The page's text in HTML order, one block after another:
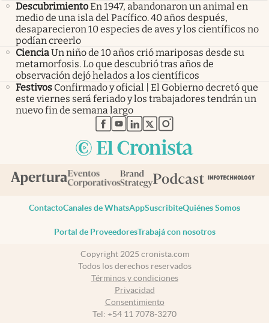
DescubrimientoEn 1947, abandonaron un animal en
medio de una isla del Pacífico. 40 años después,
desaparecieron 10 especies de aves y los científicos no
podían creerlo
CienciaUn niño de 10 años crió mariposas desde su
metamorfosis. Lo que descubrió tras años de
observación dejó helados a los científicos
Festivos Confirmado y oficial | El Gobierno decretó que
este viernes será feriado y los trabajadores tendrán un
nuevo fin de semana largo
abre en nueva pestaña
abre en nueva pestaña
abre en nueva pestaña
abre en nueva pestaña
abre en nueva pestaña
ContactoCanales de WhatsAppSuscribiteQuiénes Somos
Portal de ProveedoresTrabajá con nosotros
Copyright 2025 cronista.com
Todos los derechos reservados
Términos y condiciones
Privacidad
Consentimiento
Tel: +54 11 7078-3270